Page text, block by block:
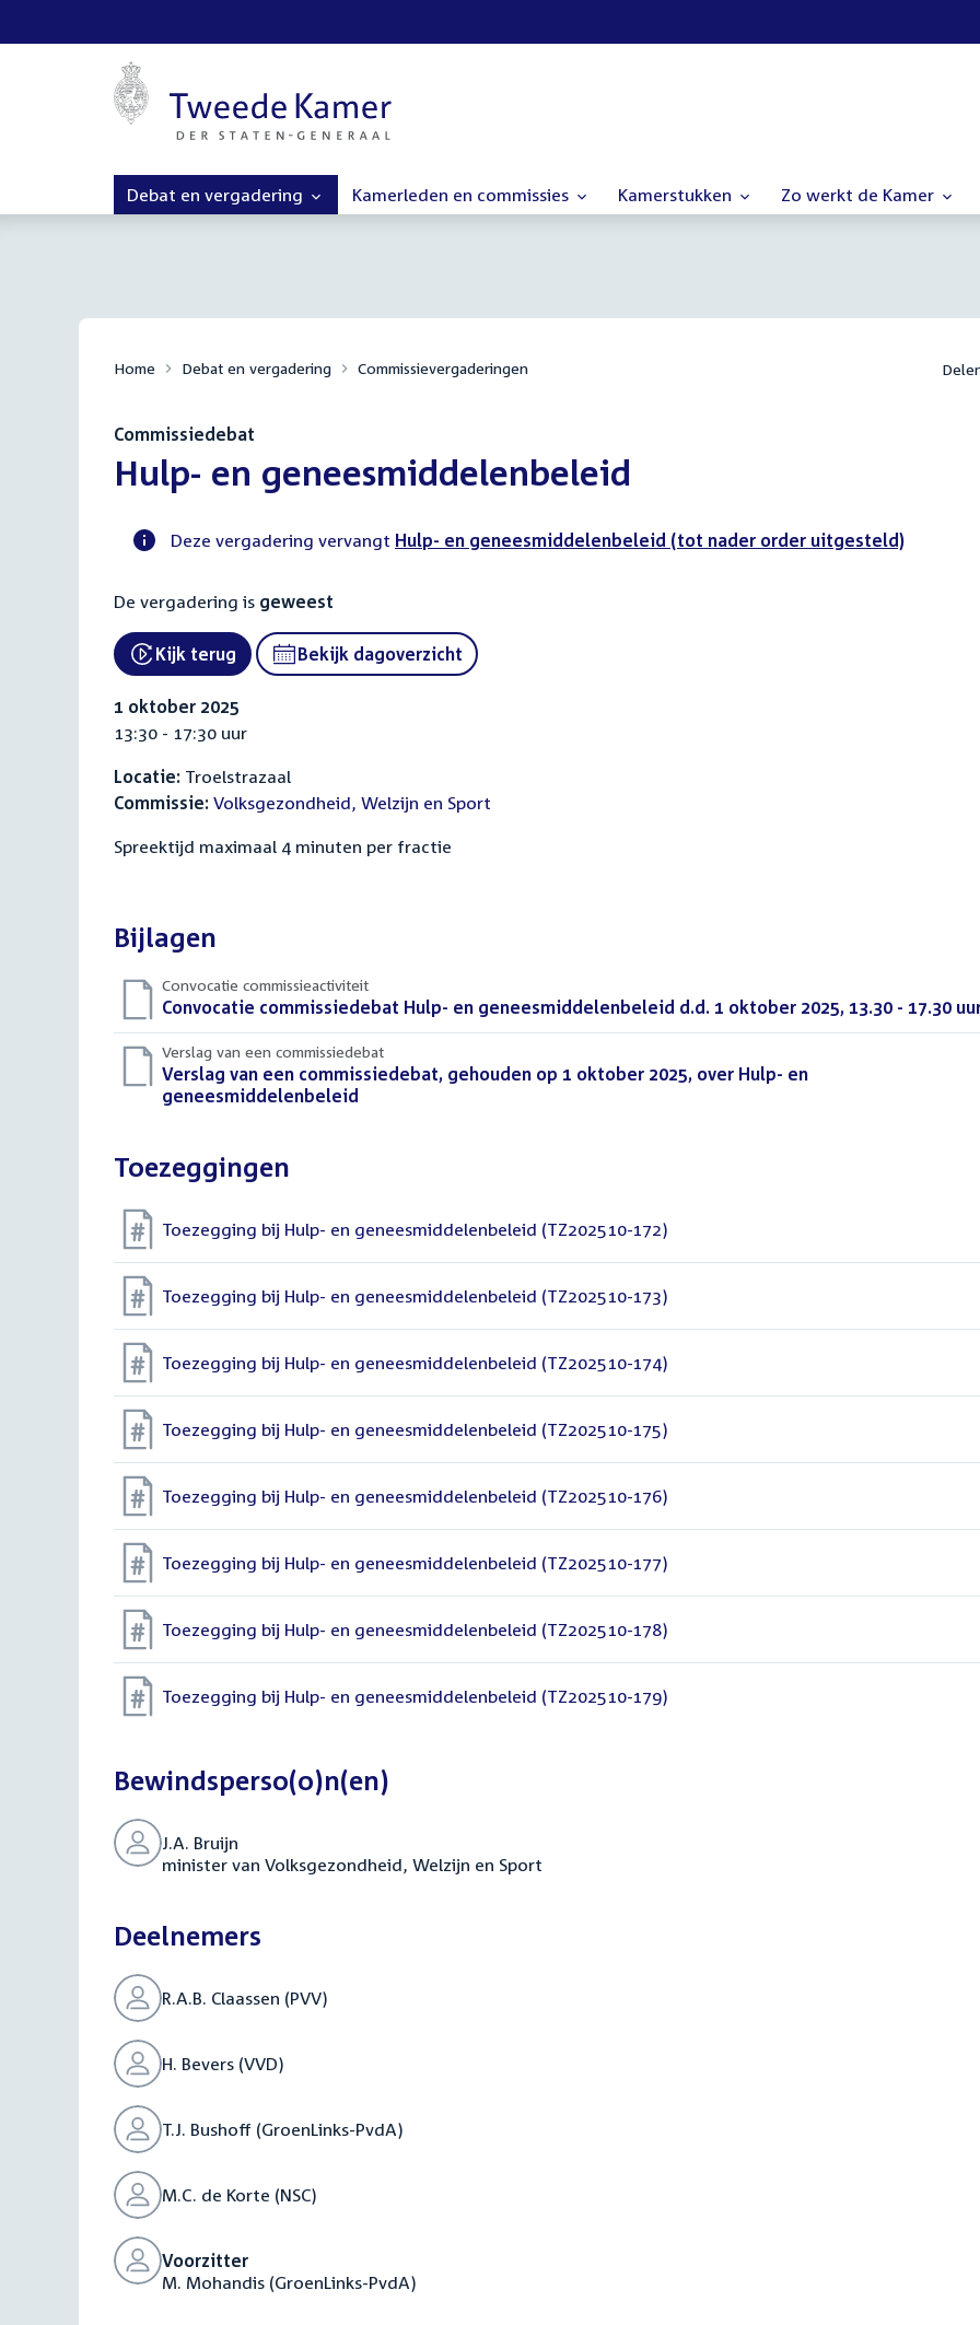
Debat en vergadering Kamerleden en commissies Kamerstukken Zo werkt de Kamer
Home Debat en vergadering Commissievergaderingen
Commissiedebat
:Hulp- en geneesmiddelenbeleid
commissie
activiteit
Deze vergadering vervangt Hulp- en geneesmiddelenbeleid (tot nader order uitgesteld)
De vergadering is geweest
External link:
Kijk terug Bekijk dagoverzicht
1 oktober 2025
13:30 - 17:30 uur
Locatie: Troelstrazaal
Commissie: Volksgezondheid, Welzijn en Sport
Spreektijd maximaal 4 minuten per fractie
Bijlagen
Convocatie commissieactiviteit
Download
bestand:
Convocatie commissiedebat Hulp- en geneesmiddelenbeleid d.d. 1 oktober 2025, 13.30 - 17.30
Verslag van een commissiedebat
Download
bestand:
Verslag van een commissiedebat, gehouden op 1 oktober 2025, over Hulp- en
geneesmiddelenbeleid
Toezeggingen
Toezegging bij Hulp- en geneesmiddelenbeleid (TZ202510-172)
Toezegging bij Hulp- en geneesmiddelenbeleid (TZ202510-173)
Toezegging bij Hulp- en geneesmiddelenbeleid (TZ202510-174)
Toezegging bij Hulp- en geneesmiddelenbeleid (TZ202510-175)
Toezegging bij Hulp- en geneesmiddelenbeleid (TZ202510-176)
Toezegging bij Hulp- en geneesmiddelenbeleid (TZ202510-177)
Toezegging bij Hulp- en geneesmiddelenbeleid (TZ202510-178)
Toezegging bij Hulp- en geneesmiddelenbeleid (TZ202510-179)
Bewindsperso(o)n(en)
J.A. Bruijn
minister van Volksgezondheid, Welzijn en Sport
Deelnemers
R.A.B. Claassen (PVV)
H. Bevers (VVD)
T.J. Bushoff (GroenLinks-PvdA)
M.C. de Korte (NSC)
Voorzitter
M. Mohandis (GroenLinks-PvdA)